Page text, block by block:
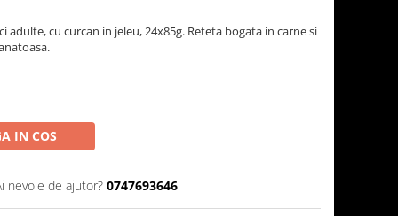
cu curcan in jeleu, 24x85g. Reteta bogata in carne si
IN COS
nevoie de ajutor? 0747693646